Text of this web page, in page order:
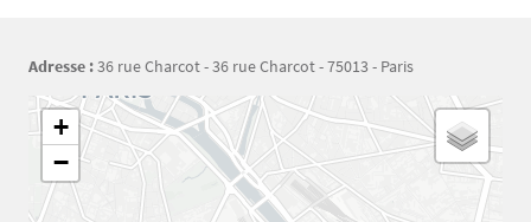
Adresse :36 rue Charcot - 36 rue Charcot - 75013 - Paris
Géolocalisation
+
−